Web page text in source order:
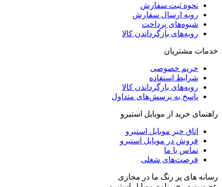
نحوه ثبت سفارش
رویه ارسال سفارش
شیوه‌های پرداخت
رویه‌های بازگرداندن کالا
خدمات مشتریان
حریم خصوصی
شرایط استفاده
رویه‌های بازگرداندن کالا
پاسخ به پرسش‌های متداول
راهنمای خرید از موبایل استیرو
اتاق خبر موبایل استیرو
فروش در موبایل استیرو
تماس با ما
فرصت‌های شغلی
رسانه های پر رنگ ما در مجازی